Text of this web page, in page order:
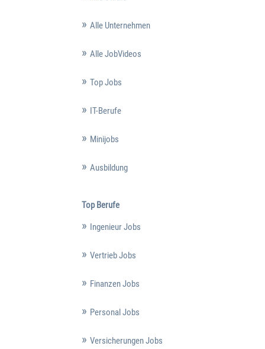
Alle Unternehmen
Alle JobVideos
Top Jobs
IT-Berufe
Minijobs
Ausbildung
Top Berufe
Ingenieur Jobs
Vertrieb Jobs
Finanzen Jobs
Personal Jobs
Versicherungen Jobs